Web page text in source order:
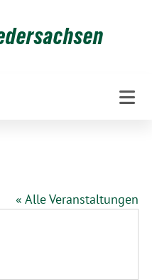
« Alle Veranstaltungen